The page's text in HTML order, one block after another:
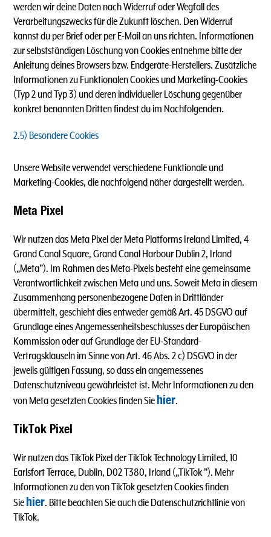
werden wir deine Daten nach Widerruf oder Wegfall des
Verarbeitungszwecks für die Zukunft löschen. Den Widerruf
kannst du per Brief oder per E-Mail an uns richten. Informationen
zur selbstständigen Löschung von Cookies entnehme bitte der
Anleitung deines Browsers bzw. Endgeräte-Herstellers. Zusätzliche
Informationen zu Funktionalen Cookies und Marketing-Cookies
(Typ 2 und Typ 3) und deren individueller Löschung gegenüber
konkret benannten Dritten findest du im Nachfolgenden.
2.5) Besondere Cookies
Unsere Website verwendet verschiedene Funktionale und
Marketing-Cookies, die nachfolgend näher dargestellt werden.
Meta Pixel
Wir nutzen das Meta Pixel der Meta Platforms Ireland Limited, 4
Grand Canal Square, Grand Canal Harbour Dublin 2, Irland
(„Meta”). Im Rahmen des Meta-Pixels besteht eine gemeinsame
Verantwortlichkeit zwischen Meta und uns. Soweit Meta in diesem
Zusammenhang personenbezogene Daten in Drittländer
übermittelt, geschieht dies entweder gemäß Art. 45 DSGVO auf
Grundlage eines Angemessenheitsbeschlusses der Europäischen
Kommission oder auf Grundlage der EU-Standard-
Vertragsklauseln im Sinne von Art. 46 Abs. 2 c) DSGVO in der
jeweils gültigen Fassung, so dass ein angemessenes
Datenschutzniveau gewährleistet ist. Mehr Informationen zu den
von Meta gesetzten Cookies finden Sie hier.
TikTok Pixel
Wir nutzen das TikTok Pixel der TikTok Technology Limited, 10
Earlsfort Terrace, Dublin, D02 T380, Irland („TikTok ”). Mehr
Informationen zu den von TikTok gesetzten Cookies finden
Sie hier. Bitte beachten Sie auch die Datenschutzrichtlinie von
TikTok.